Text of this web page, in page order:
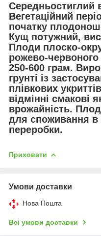
Середньостиглий
Вегетаційний
початку
Кущ потужний,
Плоди плоско-
рожево-
250-600 грам.
грунті із
плівкових
відмінні смакові
врожайність.
для споживання в
переробки.
Приховати
Умови доставки
Нова Пошта
Всі умови доставки